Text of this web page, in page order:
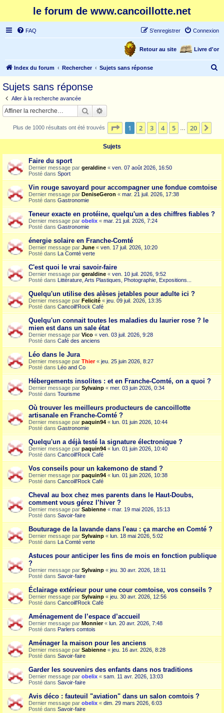
le forum de www.cancoillotte.net
FAQ Connexion
S’enregistrer
Livre d'or
Retour au site
Index du forum Rechercher Sujets sans réponse
c
Sujets sans réponse
Aller à la recherche avancée
Rechercher
Plus de 1000 résultats ont été trouvés Page 1sur20
1 2 3 4 5 20
Sujets
Faire du sport
Dernier message par geraldine « ven. 07 août 2026, 16:50
Posté dans Sport
Vin rouge savoyard pour accompagner une fondue comtoise
Dernier message par DeniseGeron « mar. 21 juil. 2026, 17:38
Posté dans Gastronomie
Teneur exacte en protéine, quelqu'un a des chiffres fiables ?
Dernier message par obelix « mar. 21 juil. 2026, 7:24
Posté dans Gastronomie
énergie solaire en Franche-Comté
Dernier message par June « ven. 17 juil. 2026, 10:20
Posté dans La Comté verte
C'est quoi le vrai savoir-faire
Dernier message par geraldine « ven. 10 juil. 2026, 9:52
Posté dans Littérature, Arts Plastiques, Photographie, Expositions...
Quelqu'un utilise des alèses jetables pour adulte ici ?
Dernier message par Felicité « jeu. 09 juil. 2026, 13:35
Posté dans Cancoill'Rock Café
Quelqu'un connait toutes les maladies du laurier rose ? le
mien est dans un sale état
Dernier message par Vico « ven. 03 juil. 2026, 9:28
Posté dans Café des anciens
Léo dans le Jura
Dernier message par Thier« jeu. 25 juin 2026, 8:27
Posté dans Léo and Co
Hébergements insolites : et en Franche-Comté, on a quoi ?
Dernier message par Sylvainp « mer. 03 juin 2026, 0:34
Posté dans Tourisme
Où trouver les meilleurs producteurs de cancoillotte
artisanale en Franche-Comté ?
Dernier message par paquin94 « lun. 01 juin 2026, 10:44
Posté dans Gastronomie
Quelqu'un a déjà testé la signature électronique ?
Dernier message par paquin94 « lun. 01 juin 2026, 10:40
Posté dans Cancoill'Rock Café
Vos conseils pour un kakemono de stand ?
Dernier message par paquin94 « lun. 01 juin 2026, 10:38
Posté dans Cancoill'Rock Café
Cheval au box chez mes parents dans le Haut-Doubs,
comment vous gérez l’hiver ?
Dernier message par Sabienne « mar. 19 mai 2026, 15:13
Posté dans Savoir-faire
Bouturage de la lavande dans l'eau : ça marche en Comté ?
Dernier message par Sylvainp « lun. 18 mai 2026, 5:02
Posté dans La Comté verte
Astuces pour anticiper les fins de mois en fonction publique
?
Dernier message par Sylvainp « jeu. 30 avr. 2026, 18:11
Posté dans Savoir-faire
Éclairage extérieur pour une cour comtoise, vos conseils ?
Dernier message par Sylvainp « jeu. 30 avr. 2026, 12:56
Posté dans Cancoill'Rock Café
Aménagement de l’espace d’accueil
Dernier message par Monnier« lun. 20 avr. 2026, 7:48
Posté dans Parlers comtois
Aménager la maison pour les anciens
Dernier message par Sabienne « jeu. 16 avr. 2026, 8:28
Posté dans Savoir-faire
Garder les souvenirs des enfants dans nos traditions
Dernier message par obelix « sam. 11 avr. 2026, 13:03
Posté dans Savoir-faire
Avis déco : fauteuil "aviation" dans un salon comtois ?
Dernier message par obelix « dim. 29 mars 2026, 6:03
Posté dans Savoir-faire